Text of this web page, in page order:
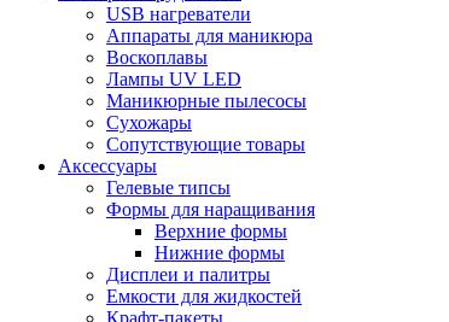
USB нагреватели
Аппараты для маникюра
Воскоплавы
Лампы UV LED
Маникюрные пылесосы
Сухожары
Сопутствующие товары
Аксессуары
Гелевые типсы
Формы для наращивания
Верхние формы
Нижние формы
Дисплеи и палитры
Емкости для жидкостей
Крафт-пакеты